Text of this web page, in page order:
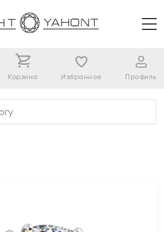
Корзина Избранное Профиль